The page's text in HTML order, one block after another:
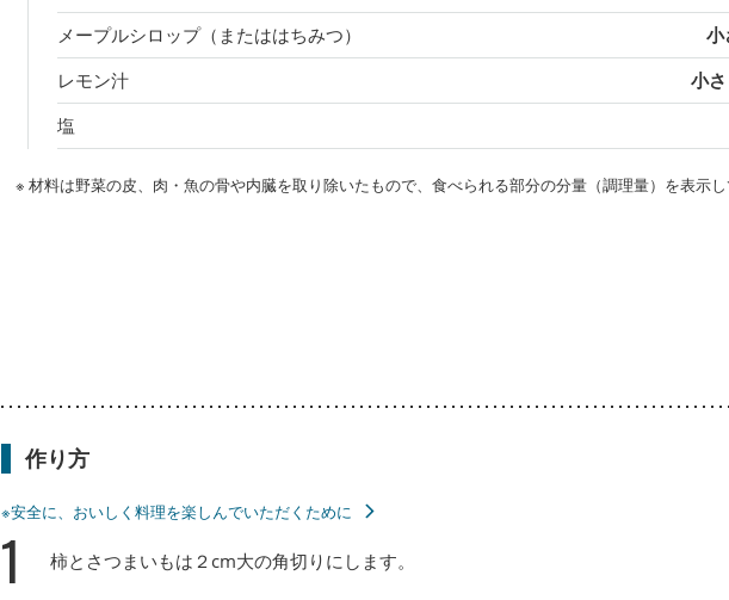
メープルシロップ（またははちみつ）
小
レモン汁
小
塩
※ 材料は野菜の皮、肉・魚の骨や内臓を取り除いたもので、食べられる部分の分量（調理量）を表示し
作り方
※安全に、おいしく料理を楽しんでいただくために
1 柿とさつまいもは２cm大の角切りにします。